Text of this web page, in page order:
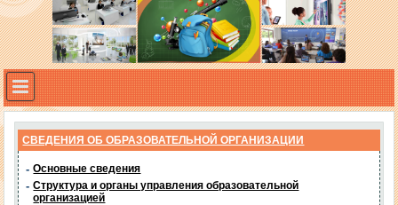
СВЕДЕНИЯ ОБ ОБРАЗОВАТЕЛЬНОЙ ОРГАНИЗАЦИИ
- Основные сведения
- Структура и органы управления образовательной
организацией